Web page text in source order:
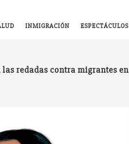
INMIGRACIÓN ESPECTÁCULOS
redadas contra migrantes en